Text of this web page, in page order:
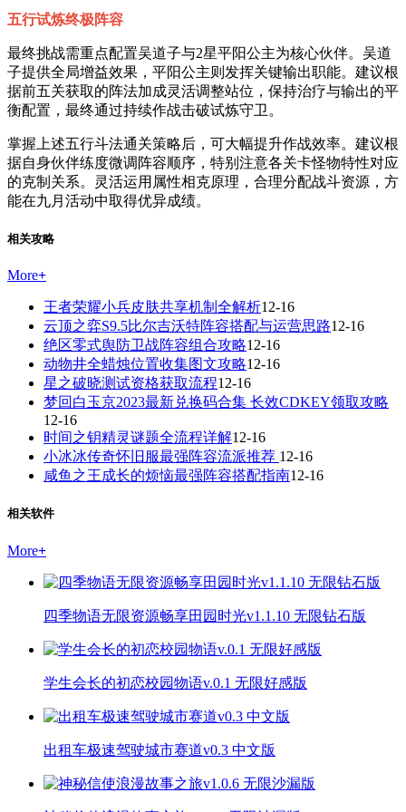
五行试炼终极阵容
最终挑战需重点配置吴道子与2星平阳公主为核心伙伴。吴道
子提供全局增益效果，平阳公主则发挥关键输出职能。建议根
据前五关获取的阵法加成灵活调整站位，保持治疗与输出的平
衡配置，最终通过持续作战击破试炼守卫。
掌握上述五行斗法通关策略后，可大幅提升作战效率。建议根
据自身伙伴练度微调阵容顺序，特别注意各关卡怪物特性对应
的克制关系。灵活运用属性相克原理，合理分配战斗资源，方
能在九月活动中取得优异成绩。
相关攻略
More+
王者荣耀小兵皮肤共享机制全解析12-16
云顶之弈S9.5比尔吉沃特阵容搭配与运营思路12-16
绝区零式舆防卫战阵容组合攻略12-16
动物井全蜡烛位置收集图文攻略12-16
星之破晓测试资格获取流程12-16
梦回白玉京2023最新兑换码合集 长效CDKEY领取攻略
12-16
时间之钥精灵谜题全流程详解12-16
小冰冰传奇怀旧服最强阵容流派推荐 12-16
咸鱼之王成长的烦恼最强阵容搭配指南12-16
相关软件
More+
四季物语无限资源畅享田园时光v1.1.10 无限钻石版
学生会长的初恋校园物语v.0.1 无限好感版
出租车极速驾驶城市赛道v0.3 中文版